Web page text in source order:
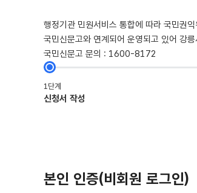
행정기관 민원서비스 통합에 따라 국민
국민신문고와 연계되어 운영되고 있어 강
국민신문고 문의 : 1600-8172